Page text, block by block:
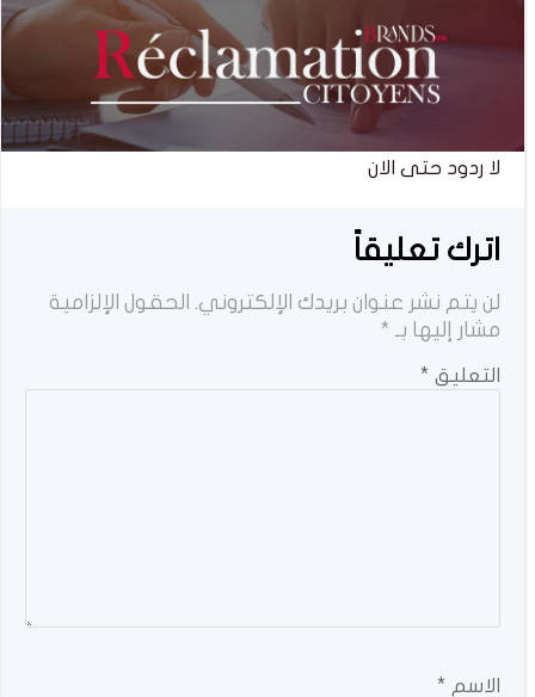
لا ردود حتى الان
اترك تعليقاً
لن يتم نشر عنوان بريدك الإلكتروني. الحقول الإلزامية
مشار إليها بـ *
التعليق *
الاسم *